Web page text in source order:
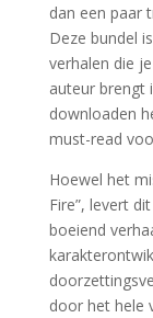
dan een paar
Deze bundel
verhalen die
auteur brengt
downloaden
must-read
Hoewel het
Fire”, levert
boeiend
door het hele